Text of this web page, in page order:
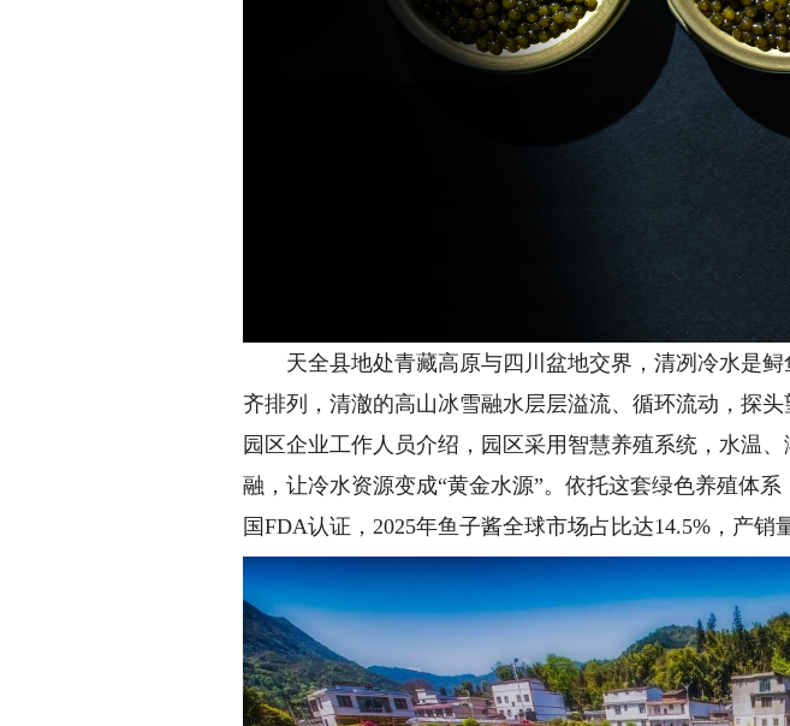
天全县地处青藏高原与四川盆地交界，清冽冷水是鲟
齐排列，清澈的高山冰雪融水层层溢流、循环流动，探
园区企业工作人员介绍，园区采用智慧养殖系统，水温
融，让冷水资源变成“黄金水源”。依托这套绿色养殖体
国FDA认证，2025年鱼子酱全球市场占比达14.5%，产销